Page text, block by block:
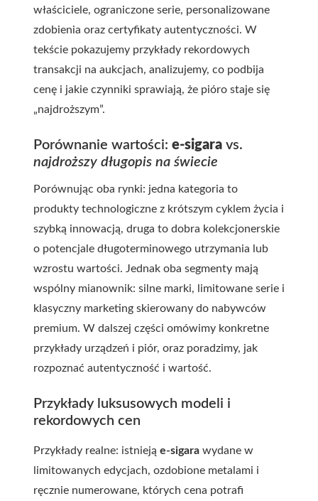
właściciele, ograniczone serie, personalizowane
zdobienia oraz certyfikaty autentyczności. W
tekście pokazujemy przykłady rekordowych
transakcji na aukcjach, analizujemy, co podbija
cenę i jakie czynniki sprawiają, że pióro staje się
„najdroższym”.
Porównanie wartości: e-sigara vs.
najdroższy długopis na świecie
Porównując oba rynki: jedna kategoria to
produkty technologiczne z krótszym cyklem życia i
szybką innowacją, druga to dobra kolekcjonerskie
o potencjale długoterminowego utrzymania lub
wzrostu wartości. Jednak oba segmenty mają
wspólny mianownik: silne marki, limitowane serie i
klasyczny marketing skierowany do nabywców
premium. W dalszej części omówimy konkretne
przykłady urządzeń i piór, oraz poradzimy, jak
rozpoznać autentyczność i wartość.
Przykłady luksusowych modeli i
rekordowych cen
Przykłady realne: istnieją e-sigara wydane w
limitowanych edycjach, ozdobione metalami i
ręcznie numerowane, których cena potrafi